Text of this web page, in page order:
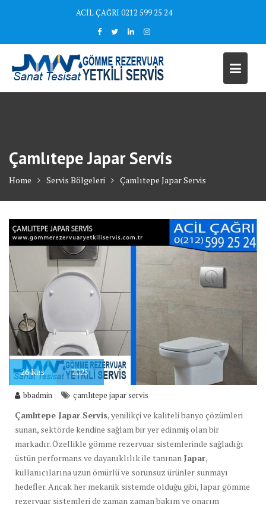
ACİL ÇAĞRI 0212 599 25 24
Çamlıtepe Japar Servis
Home Servis Bölgeleri Çamlıtepe Japar Servis
26Kas 2025
bbadmin çamlıtepe japar servis
Çamlıtepe Japar Servis, yenilikçi ve kaliteli banyo çözümleri
sunan, sektörde kendine sağlam bir yer edinmiş olan bir
markadır. Özellikle gömme rezervuar sistemlerinde sağladığı
üstün performans ve dayanıklılık ile tanınan Japar,
kullanıcılarına uzun ömürlü ve sorunsuz ürünler sunmayı
hedefler. Ancak her mekanik sistemde olduğu gibi, Japar gömme
rezervuar sistemleri de zaman zaman bakım ve onarım